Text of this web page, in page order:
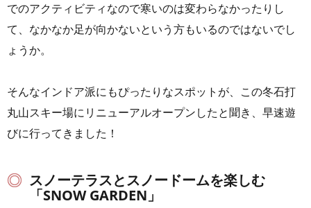
でのアクティビティなので寒いのは変わらなかったりし
て、なかなか足が向かないという方もいるのではないでし
ょうか。
そんなインドア派にもぴったりなスポットが、この冬石打
丸山スキー場にリニューアルオープンしたと聞き、早速遊
びに行ってきました！
スノーテラスとスノードームを楽しむ
「SNOW GARDEN」